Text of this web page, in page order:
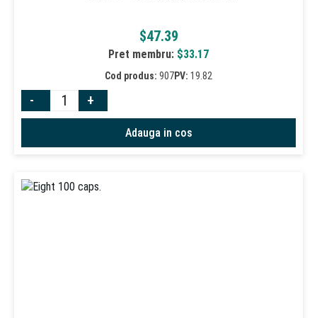
$47.39
Pret membru: $33.17
Cod produs: 907PV: 19.82
- +
Adauga in cos